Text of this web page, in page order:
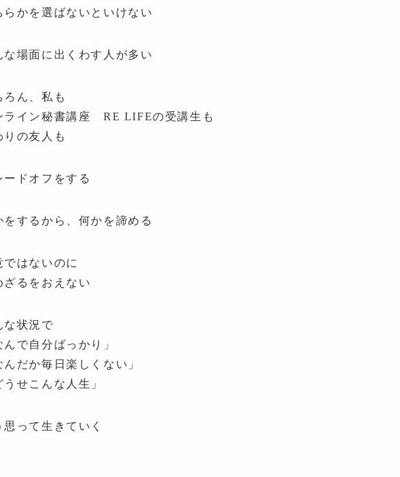
らかを選ばないといけない
な場面に出くわす人が多い
ろん、私も
ライン秘書講座 RE LIFEの受講生も
りの友人も
ードオフをする
をするから、何かを諦める
ではないのに
ざるをおえない
な状況で
んで自分ばっかり」
んだか毎日楽しくない」
うせこんな人生」
思って生きていく